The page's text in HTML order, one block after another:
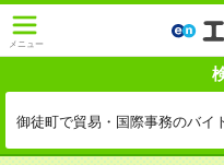
メニュー
御徒町で貿易・国際事務のバイ